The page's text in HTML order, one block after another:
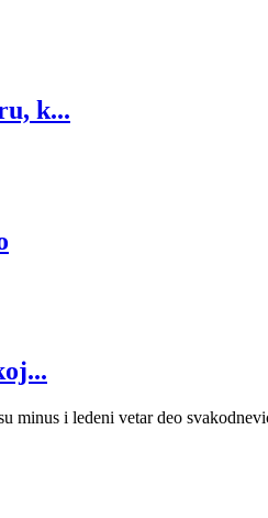
k...
minus i ledeni vetar deo